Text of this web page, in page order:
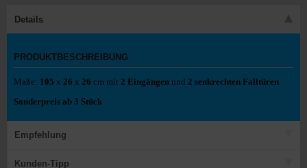
Details
PRODUKTBESCHREIBUNG
Maße: 105 x 26 x 26 cm mit 2 Eingängen und 2 senkrechten Falltüren
Sonderpreis ab 3 Stück
Empfehlung
Kunden-Tipp